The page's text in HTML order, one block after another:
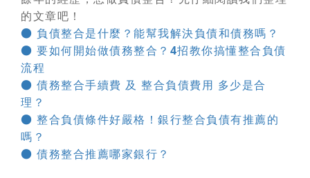
的文章吧！
● 負債整合是什麼？能幫我解決負債和債務嗎？
● 要如何開始做債務整合？4招教你搞懂整合負債
流程
● 債務整合手續費 及 整合負債費用 多少是合
理？
● 整合負債條件好嚴格！銀行整合負債有推薦的
嗎？
● 債務整合推薦哪家銀行？